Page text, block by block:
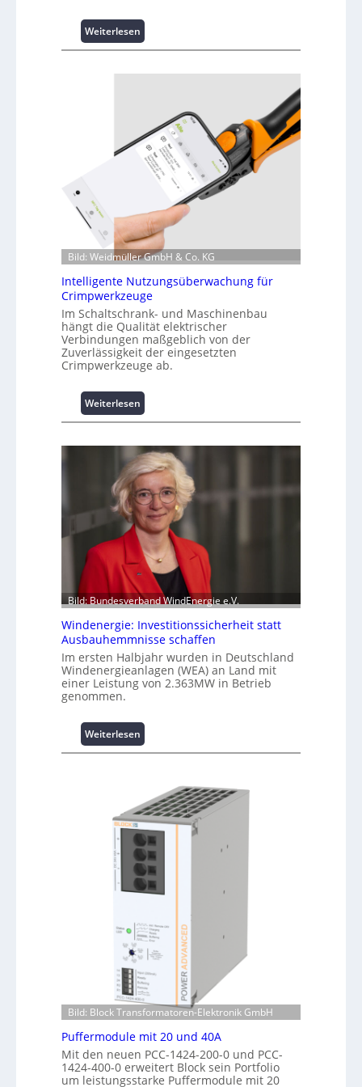
Weiterlesen
K
r
f
t
i
o
n
z
u
m
L
a
s
t
p
i
z
e
n
m
a
n
a
g
e
t
h
o
c
h
p
r
m
a
n
t
e
r
e
c
h
n
z
e
t
r
e
Bild: Weidmüller GmbH & Co. KG
Intelligente Nutzungsüberwachung für
Crimpwerkzeuge
Im Schaltschrank- und Maschinenbau
hängt die Qualität elektrischer
Verbindungen maßgeblich von der
Zuverlässigkeit der eingesetzten
Crimpwerkzeuge ab.
Weiterlesen
I
t
e
l
l
i
g
e
n
t
e
N
t
z
u
n
ü
b
e
a
c
h
u
n
g
f
r
C
r
i
m
p
w
e
k
z
Bild: Bundesverband WindEnergie e.V.
Windenergie: Investitionssicherheit statt
Ausbauhemmnisse schaffen
Im ersten Halbjahr wurden in Deutschland
Windenergieanlagen (WEA) an Land mit
einer Leistung von 2.363MW in Betrieb
genommen.
Weiterlesen
W
e
n
e
r
g
i
I
n
v
e
s
t
t
i
o
Bild: Block Transformatoren-Elektronik GmbH
Puffermodule mit 20 und 40A
Mit den neuen PCC-1424-200-0 und PCC-
1424-400-0 erweitert Block sein Portfolio
um leistungsstarke Puffermodule mit 20